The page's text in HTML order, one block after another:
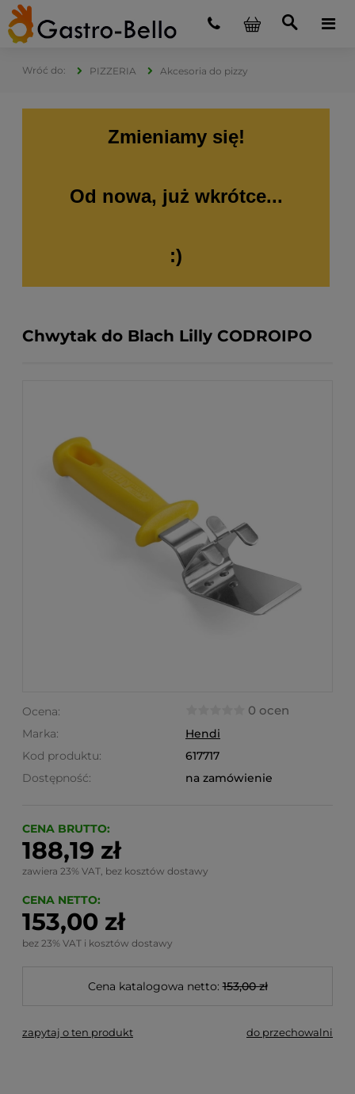
PIZZERIA Akcesoria do pizzy
Zmieniamy się!
Od nowa, już wkrótce...
:)
Chwytak do Blach Lilly CODROIPO
Ocena: 0 ocen
Marka:
Hendi
Kod produktu:
617717
Dostępność:
na zamówienie
CENA BRUTTO:
188,19 zł
zawiera 23% VAT, bez kosztów dostawy
CENA NETTO:
153,00 zł
bez 23% VAT i kosztów dostawy
Cena katalogowa netto: 153,00 zł
zapytaj o ten produkt do przechowalni